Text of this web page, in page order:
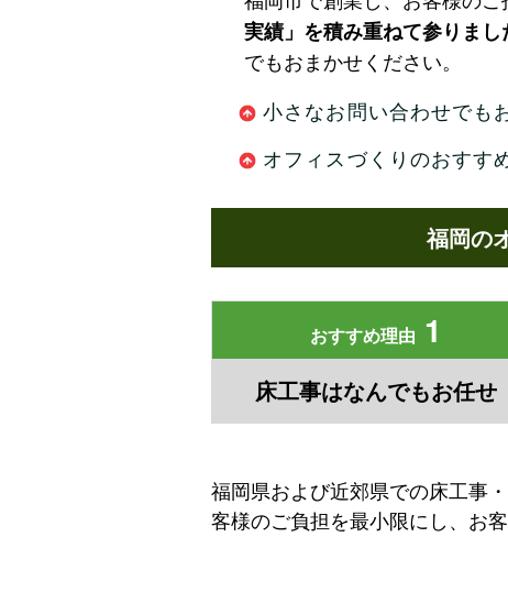
実績」を積み重ねて参りまし
でもおまかせください。
小さなお問い合わせでも
オフィスづくりのおすす
福岡の
おすすめ理由 1
床工事はなんでもお任せ
福岡県および近郊県での床工事
客様のご負担を最小限にし、お